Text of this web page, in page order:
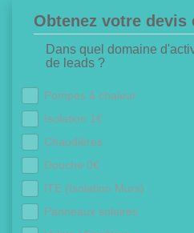
Obtenez votre devis
Dans quel domaine
de leads ?
Pompes à chaleur
Isolation 1€
Chaudières
Douche 0€
ITE (Isolation Murs)
Panneaux solaires